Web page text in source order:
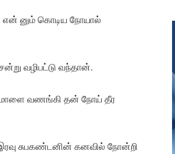
என் னும் கொடிய நோயால்
வழிபட்டு வந்தான்.
வணங்கி தன் நோய் தீர
சுபகண்டனின் கனவில் நோன்றி